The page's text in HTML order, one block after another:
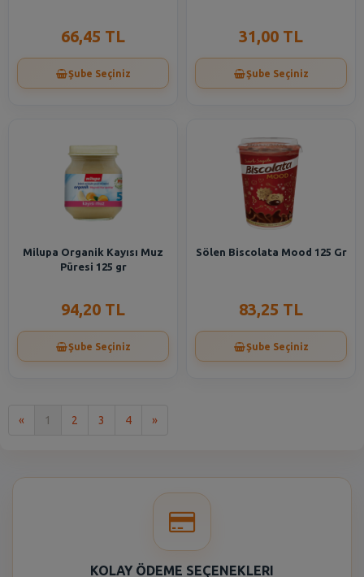
66,45 TL
Şube Seçiniz
31,00 TL
Şube Seçiniz
Milupa Organik Kayısı Muz
Püresi 125 gr
94,20 TL
Şube Seçiniz
Sölen Biscolata Mood 125 Gr
83,25 TL
Şube Seçiniz
« 1 2 3 4 »Son
KOLAY ÖDEME SEÇENEKLERI